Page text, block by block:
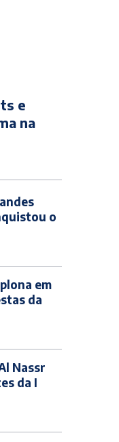
e
na
o
em
da
Nassr
da I